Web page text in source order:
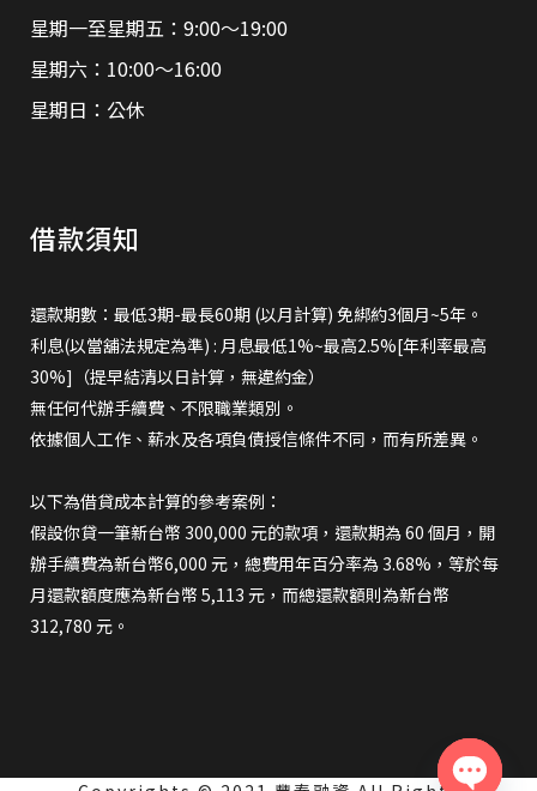
星期一至星期五：9:00～19:00
星期六：10:00～16:00
星期日：公休
借款須知
還款期數：最低3期-最長60期 (以月計算) 免綁約3個月~5年。
利息(以當舖法規定為準) : 月息最低1%~最高2.5%[年利率最高
30%]（提早結清以日計算，無違約金）
無任何代辦手續費、不限職業類別。
依據個人工作、薪水及各項負債授信條件不同，而有所差異。
以下為借貸成本計算的參考案例：
假設你貸一筆新台幣 300,000 元的款項，還款期為 60 個月，開
辦手續費為新台幣6,000 元，總費用年百分率為 3.68%，等於每
月還款額度應為新台幣 5,113 元，而總還款額則為新台幣
312,780 元。